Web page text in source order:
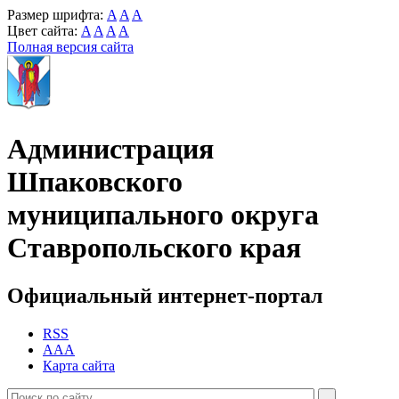
Размер шрифта: A A A
Цвет сайта: A A A A
Полная версия сайта
Администрация
Шпаковского
муниципального округа
Ставропольского края
Официальный интернет-портал
RSS
AAA
Карта сайта